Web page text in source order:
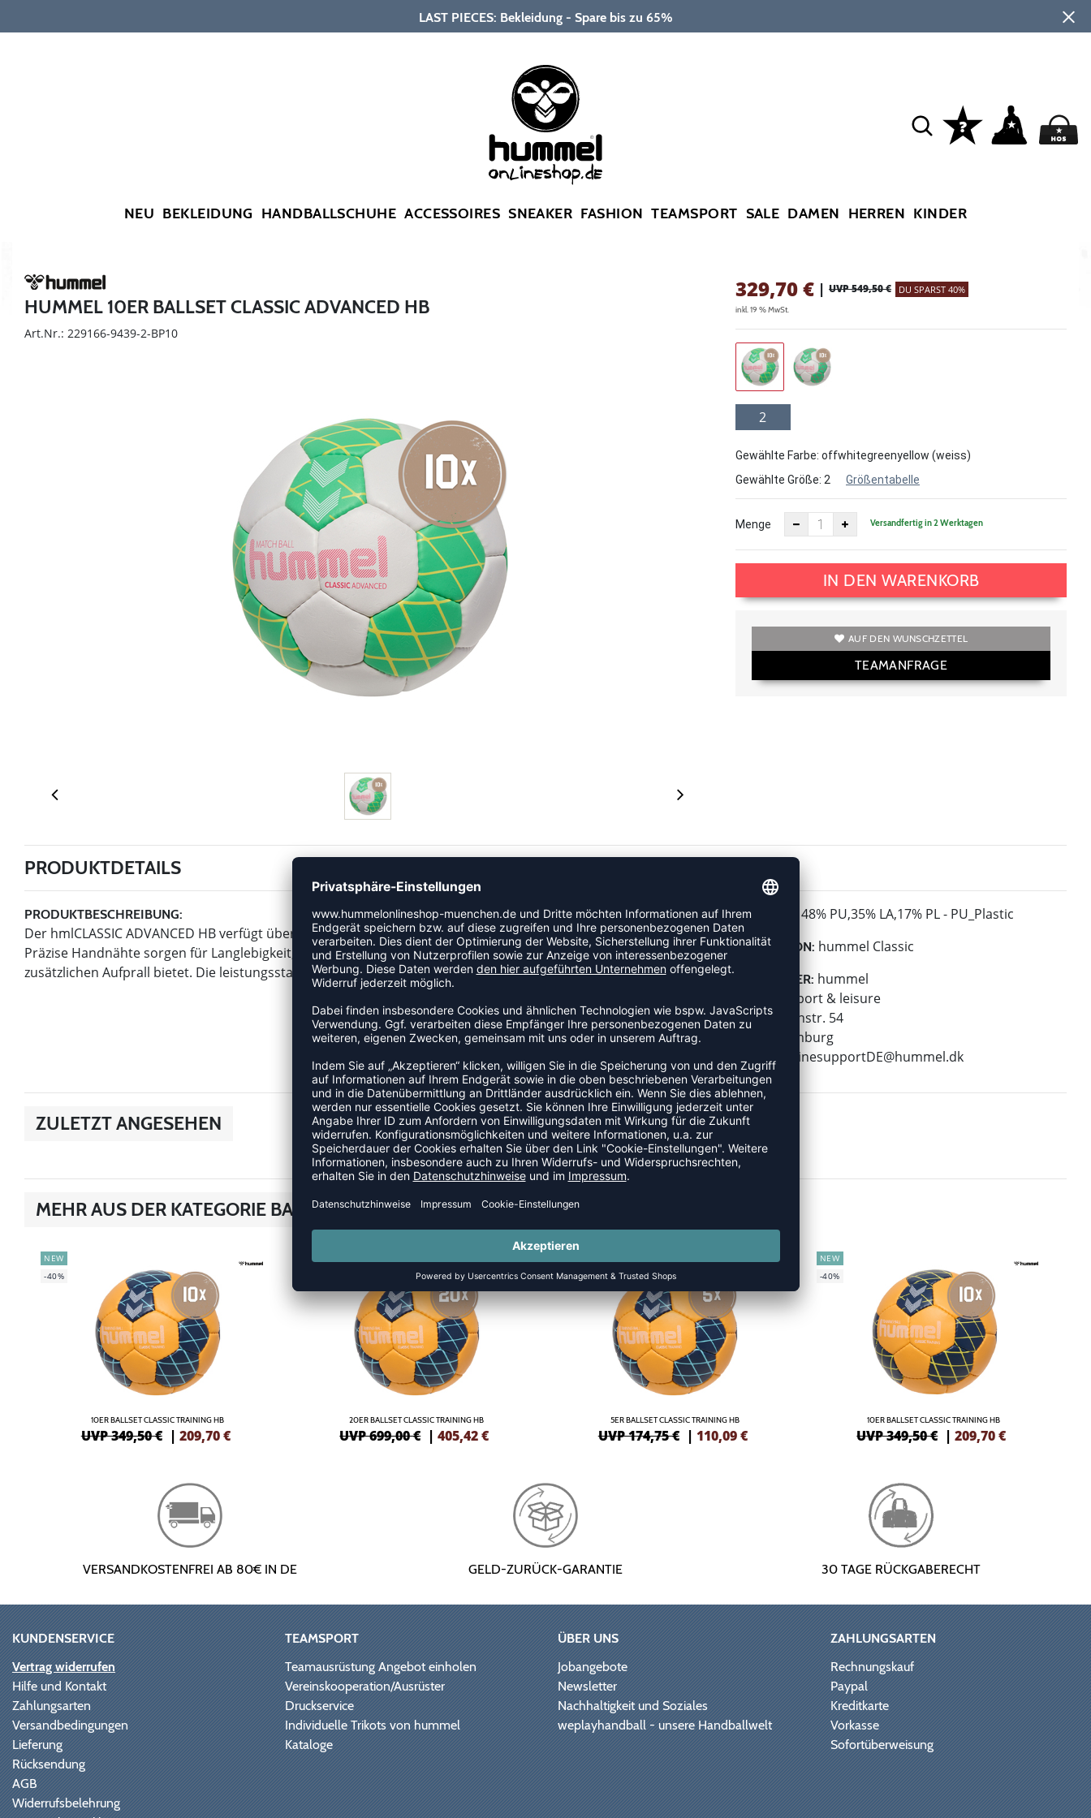
LAST PIECES: Bekleidung - Spare bis zu 65%
NEU BEKLEIDUNG HANDBALLSCHUHE ACCESSOIRES SNEAKER FASHION TEAMSPORT SALE DAMEN HERREN KINDER
HUMMEL 10ER BALLSET CLASSIC ADVANCED HB
Art.Nr.: 229166-9439-2-BP10
329,70€ | UVP 549,50 € DU SPARST 40%
inkl. 19 % MwSt.
2
Gewählte Farbe: offwhitegreenyellow (weiss)
Gewählte Größe: 2 Größentabelle
Menge Versandfertig in 2 Werktagen
IN DEN WARENKORB
AUF DEN WUNSCHZETTEL
TEAMANFRAGE
PRODUKTDETAILS
PRODUKTBESCHREIBUNG:
Der hmlCLASSIC ADVANCED HB verfügt über ein strukturiertes Obermaterial für maximale Kontrolle und Flug.
Präzise Handnähte sorgen für Langlebigkeit, während die gewickelte Blase ein Überpumpen verhindert und
zusätzlichen Aufprall bietet. Die leistungsstarke PU-Hülle ist für den Einsatz mit Harz geeignet.
MATERIAL: 48% PU,35% LA,17% PL - PU_Plastic
KOLLEKTION: hummel Classic
HERSTELLER: hummel
hummel sport & leisure
Leverkusenstr. 54
22761 Hamburg
E-Mail:
onlinesupportDE@hummel.dk
ZULETZT ANGESEHEN
MEHR AUS DER KATEGORIE BALLSETS
NEW
-40%
10ER BALLSET CLASSIC TRAINING HB
UVP 349,50 € | 209,70€
NEW
20ER BALLSET CLASSIC TRAINING HB
UVP 699,00 € |405,42€
-37%
5ER BALLSET CLASSIC TRAINING HB
UVP 174,75 € | 110,09€
NEW
-40%
10ER BALLSET CLASSIC TRAINING HB
UVP 349,50 € |209,70€
VERSANDKOSTENFREI AB 80€ IN DE GELD-ZURÜCK-GARANTIE 30 TAGE RÜCKGABERECHT
KUNDENSERVICE
Vertrag widerrufen
Hilfe und Kontakt
Zahlungsarten
Versandbedingungen
Lieferung
Rücksendung
AGB
Widerrufsbelehrung
TEAMSPORT
Teamausrüstung Angebot einholen
Vereinskooperation/Ausrüster
Druckservice
Individuelle Trikots von hummel
Kataloge
ÜBER UNS
Jobangebote
Newsletter
Nachhaltigkeit und Soziales
weplayhandball - unsere Handballwelt
ZAHLUNGSARTEN
Rechnungskauf
Paypal
Kreditkarte
Vorkasse
Sofortüberweisung